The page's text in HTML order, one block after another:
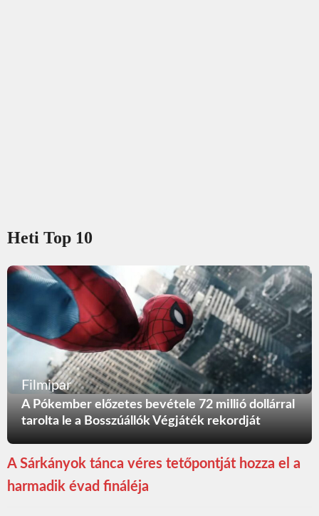
Heti Top 10
Filmipar
A Pókember előzetes bevétele 72 millió dollárral
tarolta le a Bosszúállók Végjáték rekordját
A Sárkányok tánca véres tetőpontját hozza el a
harmadik évad fináléja